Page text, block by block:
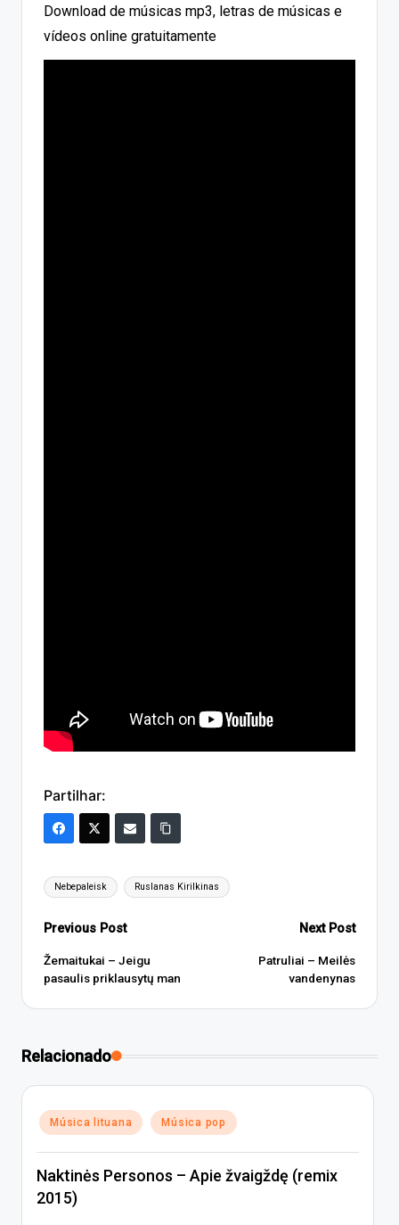
Download de músicas mp3, letras de músicas e
vídeos online gratuitamente
Partilhar:
Tags:
Nebepaleisk Ruslanas Kirilkinas
Post
navigation
Previous Post
Žemaitukai – Jeigu
pasaulis priklausytų man
Next Post
Patruliai – Meilės
vandenynas
Relacionado
Posted
in
Música lituana Música pop
Naktinės Personos – Apie žvaigždę (remix
2015)